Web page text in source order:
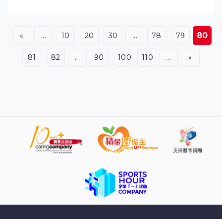
最高集資紀錄，感到難以置信。馬斯克：「我曾認為
SpaceX只有少於一成機會成功，事實上，我曾對人明言可
能會失敗，但也要去嘗試，因為大家都知如我們不去嘗試
較招股價高19%，市值達2萬1,000億美元，僅次亞馬遜和
微軟等大型科企。 首位「萬億富豪」的誕生亦標誌著全球
貧富懸殊加劇，樂施會指馬斯克一人的身家超過全球最貧
« ... 10 20 30 ... 78 79 80
81 82 ... 90 100 110 ... »